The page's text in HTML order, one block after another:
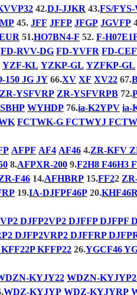
42.DJ-JJKR 43.FS/
45. JFF JFFP JFGP JGVFP
51.HO7BN4-F 52. F-
FD-RVV-DG FD-YVFR FD-
YZF-KL YZKP-GL YZFKP-GL
150 JG JY 66.XV XF XV22 67.
ZR-YSFVRP ZR-YSFVRPB 72.
SBHP WYHDP 76.ia-K2YPV ia-
FCTWK-G FCTWYJ
AFPF AF4 AF46 4.ZR-KFV
8.AFPXR-200 9.F2H8 F46H3
F46 14.AFHBRP 15.FF22
19.IA-DJFPF46P 20.
DJFP2VP2 DJFFP DJFPF
DJFP2VRP2 DJFFRP
KFFP22 26.YGCF46
KYJY22 WDZN-
WDZ-KYJYP WDZ-KYJYRP